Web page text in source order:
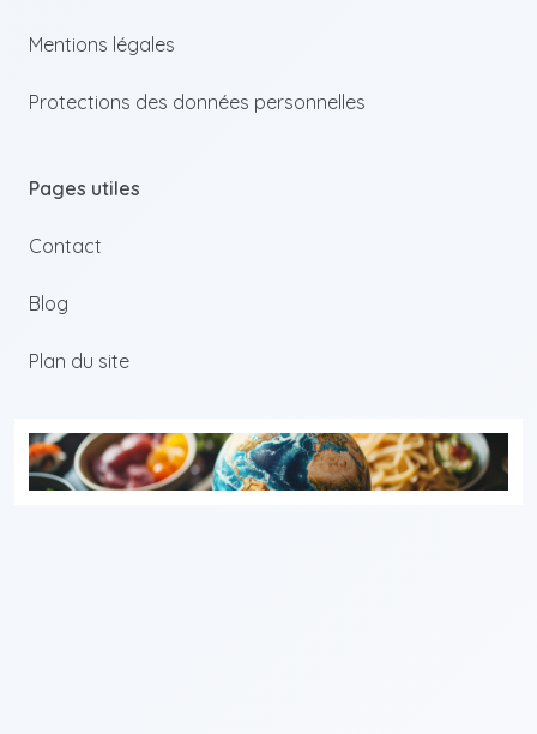
Mentions légales
Protections des données personnelles
Pages utiles
Contact
Blog
Plan du site